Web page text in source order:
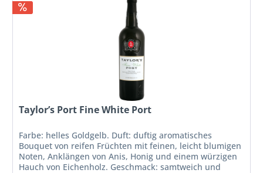
Taylor’s Port Fine White Port
Farbe: helles Goldgelb. Duft: duftig aromatisches
Bouquet von reifen Früchten mit feinen, leicht blumigen
Noten, Anklängen von Anis, Honig und einem würzigen
Hauch von Eichenholz. Geschmack: samtweich und